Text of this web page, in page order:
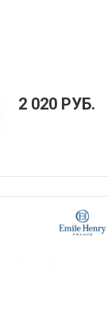
диаметр
Франция,
2 020 РУБ.